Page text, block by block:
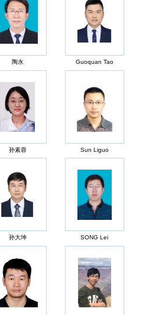
陶永 Guoquan Tao
孙素蓉 Sun Liguo
孙大坤 SONG Lei